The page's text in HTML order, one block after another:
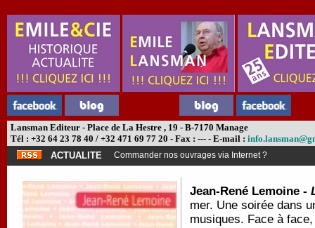
Lansman Editeur - Place de La Hestre , 19 - B-7170 Manage
Tél : +32 64 23 78 40 / +32 471 69 77 20 - Fax : --- - E-mail :
ACTUALITE
Commander nos ouvrages via Internet ?
Jean-René Lemoine -
mer. Une soirée dans
musiques. Face à